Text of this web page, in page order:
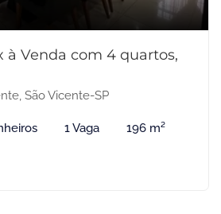
à Venda com 4 quartos,
São Vicente-SP
1 Vaga 196 m²